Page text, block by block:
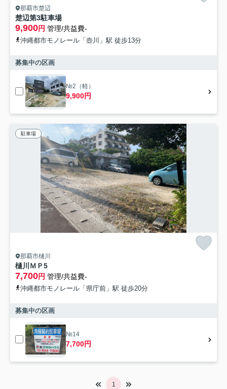
那覇市楚辺
楚辺第3駐車場
9,900円 管理/共益費-
沖縄都市モノレール「壺川」駅 徒歩13分
募集中の区画
№2（軽）
9,900円
駐車場
那覇市樋川
樋川ＭＰ5
7,700円 管理/共益費-
沖縄都市モノレール「県庁前」駅 徒歩20分
募集中の区画
№14
7,700円
1